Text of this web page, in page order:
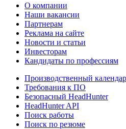
О компании
Наши вакансии
Партнерам
Реклама на сайте
Новости и статьи
Инвесторам
Кандидаты по профессиям
Производственный
Требования к ПО
Безопасный HeadHunter
HeadHunter API
Поиск работы
Поиск по резюме